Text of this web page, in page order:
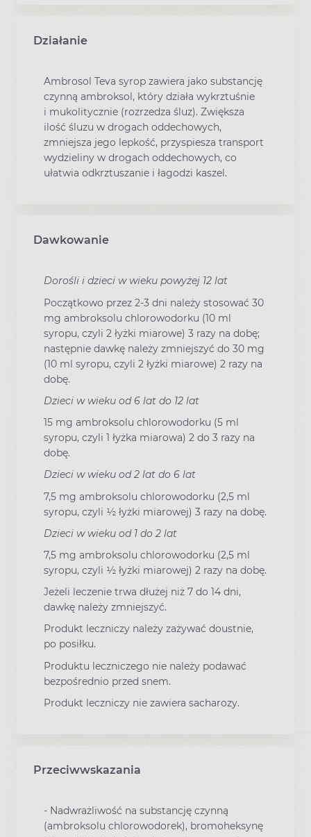
Działanie
Ambrosol Teva syrop zawiera jako substancję
czynną ambroksol, który działa wykrztuśnie
i mukolitycznie (rozrzedza śluz). Zwiększa
ilość śluzu w drogach oddechowych,
zmniejsza jego lepkość, przyspiesza transport
wydzieliny w drogach oddechowych, co
ułatwia odkrztuszanie i łagodzi kaszel.
Dawkowanie
Dorośli i dzieci w wieku powyżej 12 lat
Początkowo przez 2-3 dni należy stosować 30
mg ambroksolu chlorowodorku (10 ml
syropu, czyli 2 łyżki miarowe) 3 razy na dobę;
następnie dawkę należy zmniejszyć do 30 mg
(10 ml syropu, czyli 2 łyżki miarowe) 2 razy na
dobę.
Dzieci w wieku od 6 lat do 12 lat
15 mg ambroksolu chlorowodorku (5 ml
syropu, czyli 1 łyżka miarowa) 2 do 3 razy na
dobę.
Dzieci w wieku od 2 lat do 6 lat
7,5 mg ambroksolu chlorowodorku (2,5 ml
syropu, czyli ½ łyżki miarowej) 3 razy na dobę.
Dzieci w wieku od 1 do 2 lat
7,5 mg ambroksolu chlorowodorku (2,5 ml
syropu, czyli ½ łyżki miarowej) 2 razy na dobę.
Jeżeli leczenie trwa dłużej niż 7 do 14 dni,
dawkę należy zmniejszyć.
Produkt leczniczy należy zażywać doustnie,
po posiłku.
Produktu leczniczego nie należy podawać
bezpośrednio przed snem.
Produkt leczniczy nie zawiera sacharozy.
Przeciwwskazania
- Nadwrażliwość na substancję czynną
(ambroksolu chlorowodorek), bromoheksynę